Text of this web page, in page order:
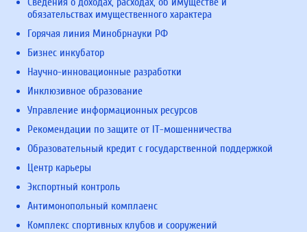
обязательствах имущественного характера
Горячая линия Минобрнауки РФ
Бизнес инкубатор
Научно-инновационные разработки
Инклюзивное образование
Управление информационных ресурсов
Рекомендации по защите от IT-мошенничества
Образовательный кредит с государственной поддержкой
Центр карьеры
Экспортный контроль
Антимонопольный комплаенс
Комплекс спортивных клубов и сооружений